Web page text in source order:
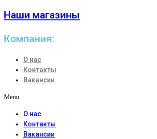
Наши магазины
Компания:
О нас
Контакты
Вакансии
Menu
О нас
Контакты
Вакансии